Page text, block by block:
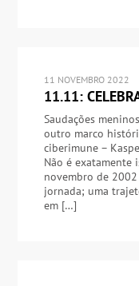
11 NOVEMBRO 2022
11.11:
Saudações
outro marco
ciberimune –
Não é exatamente
novembro de
jornada; uma
em […]